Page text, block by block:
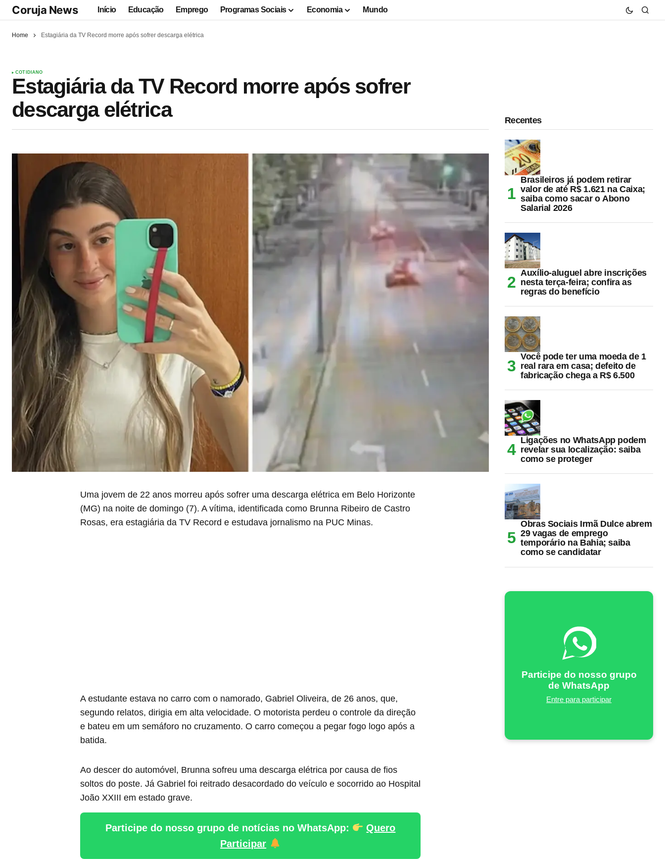
Coruja News Início Educação Emprego Programas Sociais Economia Mundo
Home Estagiária da TV Record morre após sofrer descarga elétrica
COTIDIANO
Estagiária da TV Record morre após sofrer
descarga elétrica
Uma jovem de 22 anos morreu após sofrer uma descarga elétrica em Belo Horizonte
(MG) na noite de domingo (7). A vítima, identificada como Brunna Ribeiro de Castro
Rosas, era estagiária da TV Record e estudava jornalismo na PUC Minas.
A estudante estava no carro com o namorado, Gabriel Oliveira, de 26 anos, que,
segundo relatos, dirigia em alta velocidade. O motorista perdeu o controle da direção
e bateu em um semáforo no cruzamento. O carro começou a pegar fogo logo após a
batida.
Ao descer do automóvel, Brunna sofreu uma descarga elétrica por causa de fios
soltos do poste. Já Gabriel foi reitrado desacordado do veículo e socorrido ao Hospital
João XXIII em estado grave.
Participe do nosso grupo de notícias no WhatsApp:
Quero
Participar
Recentes
Brasileiros já podem retirar
valor de até R$ 1.621 na Caixa;
saiba como sacar o Abono
Salarial 2026
Auxílio-aluguel abre inscrições
nesta terça-feira; confira as
regras do benefício
Você pode ter uma moeda de 1
real rara em casa; defeito de
fabricação chega a R$ 6.500
Ligações no WhatsApp podem
revelar sua localização: saiba
como se proteger
Obras Sociais Irmã Dulce abrem
29 vagas de emprego
temporário na Bahia; saiba
como se candidatar
Participe do nosso grupo
de WhatsApp
Entre para participar